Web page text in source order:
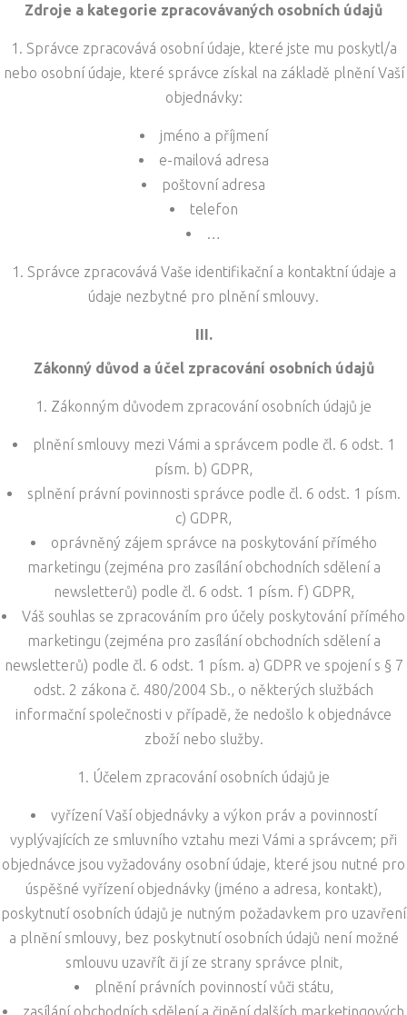
Zdroje a kategorie zpracovávaných osobních údajů
Správce zpracovává osobní údaje, které jste mu poskytl/a
nebo osobní údaje, které správce získal na základě plnění Vaší
objednávky:
jméno a příjmení
e-mailová adresa
poštovní adresa
telefon
…
Správce zpracovává Vaše identifikační a kontaktní údaje a
údaje nezbytné pro plnění smlouvy.
III.
Zákonný důvod a účel zpracování osobních údajů
Zákonným důvodem zpracování osobních údajů je
plnění smlouvy mezi Vámi a správcem podle čl. 6 odst. 1
písm. b) GDPR,
splnění právní povinnosti správce podle čl. 6 odst. 1 písm.
c) GDPR,
oprávněný zájem správce na poskytování přímého
marketingu (zejména pro zasílání obchodních sdělení a
newsletterů) podle čl. 6 odst. 1 písm. f) GDPR,
Váš souhlas se zpracováním pro účely poskytování přímého
marketingu (zejména pro zasílání obchodních sdělení a
newsletterů) podle čl. 6 odst. 1 písm. a) GDPR ve spojení s § 7
odst. 2 zákona č. 480/2004 Sb., o některých službách
informační společnosti v případě, že nedošlo k objednávce
zboží nebo služby.
Účelem zpracování osobních údajů je
vyřízení Vaší objednávky a výkon práv a povinností
vyplývajících ze smluvního vztahu mezi Vámi a správcem; při
objednávce jsou vyžadovány osobní údaje, které jsou nutné pro
úspěšné vyřízení objednávky (jméno a adresa, kontakt),
poskytnutí osobních údajů je nutným požadavkem pro uzavření
a plnění smlouvy, bez poskytnutí osobních údajů není možné
smlouvu uzavřít či jí ze strany správce plnit,
plnění právních povinností vůči státu,
zasílání obchodních sdělení a činění dalších marketingových